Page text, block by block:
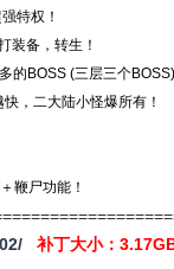
特权！
备，转生！
BOSS (三层三个BOSS)
，二大陆小怪爆所有！
鞭尸功能！
补丁大小：